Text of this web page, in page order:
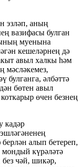
эзләп, аның
вазифасы булган
муенына
кешеләрнең дә
авыл халкы һәм
мәсләкемез,
булганга, әлбәттә
бөтен авыл
өчен безнең
кадәр
алып бетереп,
күрәләтә
чәй, шикәр,